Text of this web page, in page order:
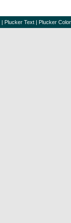
| Plucker Text | Plucker Color